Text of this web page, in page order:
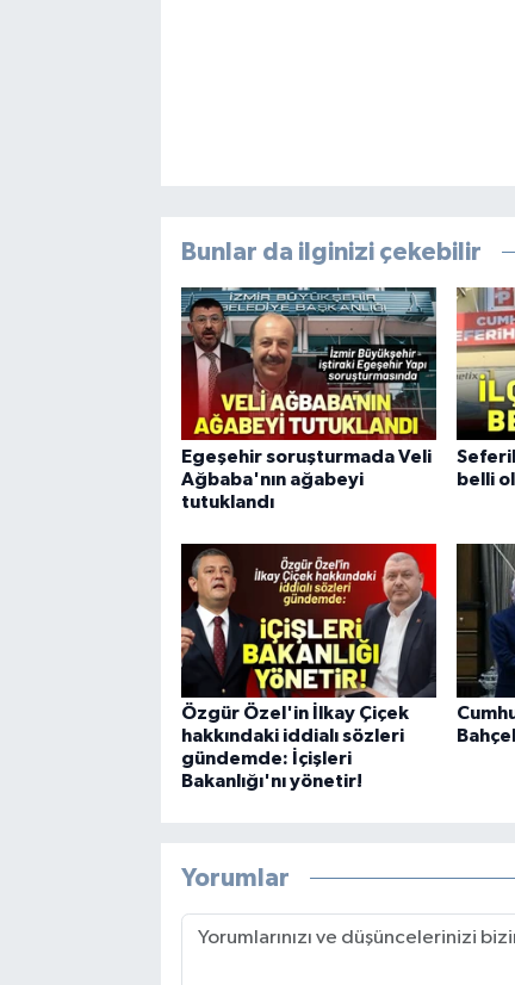
Bunlar da ilginizi çekebilir
Egeşehir soruşturmada Veli
Ağbaba'nın ağabeyi
tutuklandı
belli
Özgür Özel'in İlkay Çiçek
hakkındaki iddialı sözleri
gündemde: İçişleri
Bakanlığı'nı yönetir!
Yorumlar